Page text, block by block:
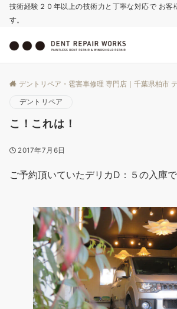
技術経験２０年以上の技術力と丁寧な対応で お客
す。
デントリペア・雹害車修理 専門店｜千葉県柏市
デントリペア
こ！これは！
2017年7月6日
ご予約頂いていたデリカD：５の入庫で